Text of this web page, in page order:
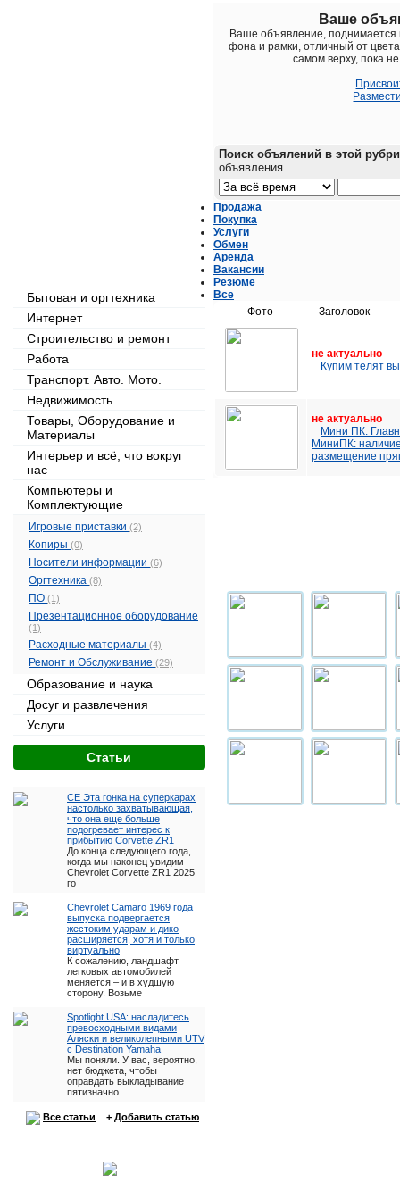
Бытовая и оргтехника
Интернет
Строительство и ремонт
Работа
Транспорт. Авто. Мото.
Недвижимость
Товары, Оборудование и
Материалы
Интерьер и всё, что вокруг
нас
Компьютеры и
Комплектующие
Игровые приставки (2)
Копиры (0)
Носители информации (6)
Оргтехника (8)
ПО (1)
Презентационное оборудование
(1)
Расходные материалы (4)
Ремонт и Обслуживание (29)
Образование и наука
Досуг и развлечения
Услуги
Cтатьи
CE Эта гонка на суперкарах
настолько захватывающая,
что она еще больше
подогревает интерес к
прибытию Corvette ZR1
До конца следующего года,
когда мы наконец увидим
Chevrolet Corvette ZR1 2025
го
Chevrolet Camaro 1969 года
выпуска подвергается
жестоким ударам и дико
расширяется, хотя и только
виртуально
К сожалению, ландшафт
легковых автомобилей
меняется – и в худшую
сторону. Возьме
Spotlight USA: насладитесь
превосходными видами
Аляски и великолепными UTV
с Destination Yamaha
Мы поняли. У вас, вероятно,
нет бюджета, чтобы
оправдать выкладывание
пятизначно
Все статьи + Добавить статью
Ваше
Ваше объявление, поднимается
фона и рамки, отличный от
самом верху, пока
Поиск объялений в этой
объявления.
Продажа
Покупка
Услуги
Обмен
Аренда
Вакансии
Резюме
Все
Фото
Заголовок
не актуально
Купим телят
не актуально
Мини ПК.
МиниПК:
размещение